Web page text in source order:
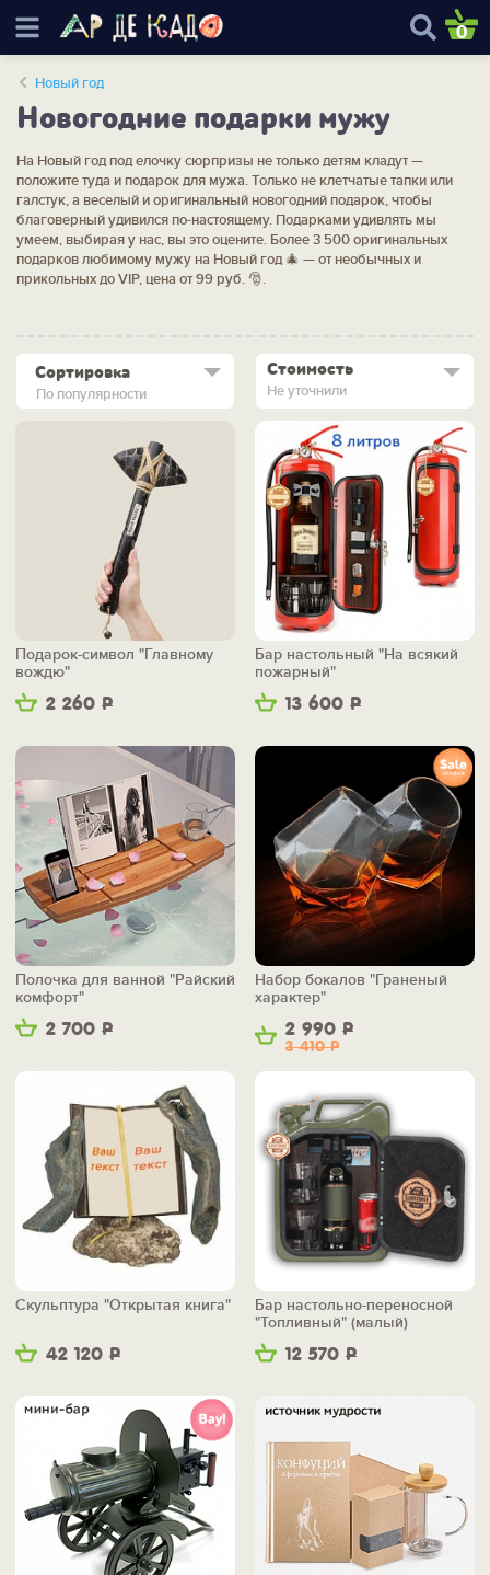
0
Новый год
Новогодние подарки мужу
На Новый год под елочку сюрпризы не только детям кладут —
положите туда и подарок для мужа. Только не клетчатые тапки или
галстук, а веселый и оригинальный новогодний подарок, чтобы
благоверный удивился по-настоящему. Подарками удивлять мы
умеем, выбирая у нас, вы это оцените. Более 3 500 оригинальных
подарков любимому мужу на Новый год 🎄 — от необычных и
прикольных до VIP, цена от 99 руб. 🎅.
По популярности
Сортировка Стоимость
Не уточнили
2 260 Р
Подарок-символ "Главному
вождю"
13 600 Р
Бар настольный "На всякий
пожарный"
2 700 Р
Полочка для ванной "Райский
комфорт"
2 990 Р
3 410Р
Набор бокалов "Граненый
характер"
42 120 Р
Скульптура "Открытая книга"
12 570 Р
Бар настольно-переносной
"Топливный" (малый)